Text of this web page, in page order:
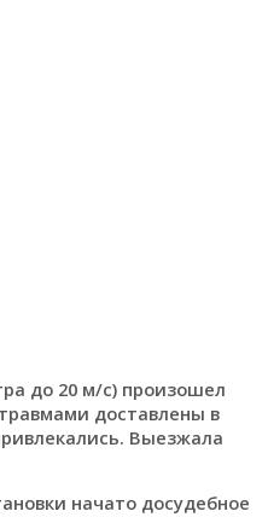
до 20 м/с) произошел
доставлены в
Выезжала
начато досудебное